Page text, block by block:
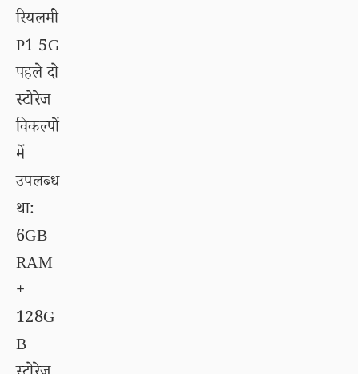
रियलमी
P1 5G
पहले दो
स्टोरेज
विकल्पों
में
उपलब्ध
था:
6GB
RAM
+
128G
B